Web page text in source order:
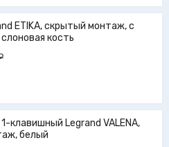
ETIKA, скрытый монтаж, с
кость
клавишный Legrand VALENA,
белый